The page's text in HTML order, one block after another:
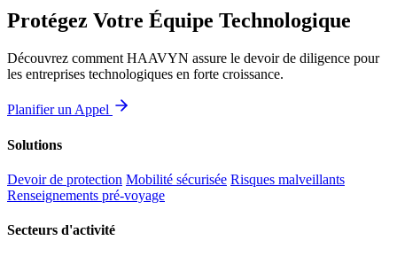
Protégez Votre Équipe Technologique
Découvrez comment HAAVYN assure le devoir de diligence pour
les entreprises technologiques en forte croissance.
Planifier un Appel
Solutions
Devoir de protection Mobilité sécurisée Risques malveillants
Renseignements pré-voyage
Secteurs d'activité